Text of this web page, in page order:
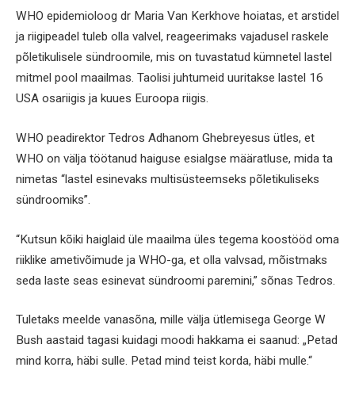
WHO epidemioloog dr Maria Van Kerkhove hoiatas, et arstidel
ja riigipeadel tuleb olla valvel, reageerimaks vajadusel raskele
põletikulisele sündroomile, mis on tuvastatud kümnetel lastel
mitmel pool maailmas. Taolisi juhtumeid uuritakse lastel 16
USA osariigis ja kuues Euroopa riigis.
WHO peadirektor Tedros Adhanom Ghebreyesus ütles, et
WHO on välja töötanud haiguse esialgse määratluse, mida ta
nimetas “lastel esinevaks multisüsteemseks põletikuliseks
sündroomiks”.
“Kutsun kõiki haiglaid üle maailma üles tegema koostööd oma
riiklike ametivõimude ja WHO-ga, et olla valvsad, mõistmaks
seda laste seas esinevat sündroomi paremini,” sõnas Tedros.
Tuletaks meelde vanasõna, mille välja ütlemisega George W
Bush aastaid tagasi kuidagi moodi hakkama ei saanud: „Petad
mind korra, häbi sulle. Petad mind teist korda, häbi mulle.“